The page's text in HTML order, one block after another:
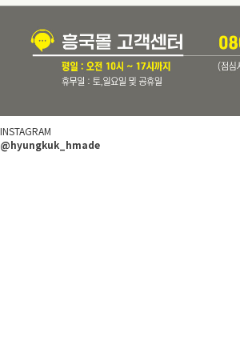
INSTAGRAM
@hyungkuk_hmade